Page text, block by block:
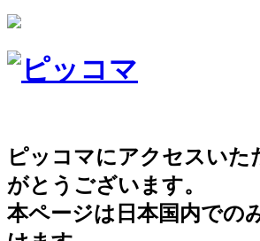
ピッコマにアクセスいた
がとうございます。
本ページは日本国内での